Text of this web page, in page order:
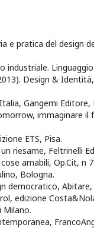
e pratica del design
industriale.
Design &
Gangemi Editore,
immaginare
ETS, Pisa.
riesame, Feltrinelli
amabili, Op.Cit, n
Bologna.
democratico,
edizione
Milano.